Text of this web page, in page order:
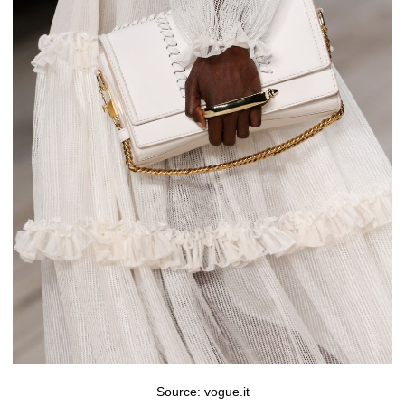
Source: vogue.it